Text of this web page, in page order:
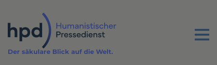
Inhalt
Menu
Der säkulare Blick auf die Welt.